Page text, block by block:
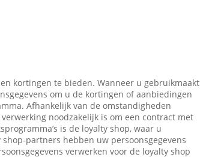
kortingen te bieden. Wanneer u gebruikmaakt
om u de kortingen of aanbiedingen
Afhankelijk van de omstandigheden
noodzakelijk is om een contract met
is de loyalty shop, waar u
partners hebben uw persoonsgegevens
verwerken voor de loyalty shop